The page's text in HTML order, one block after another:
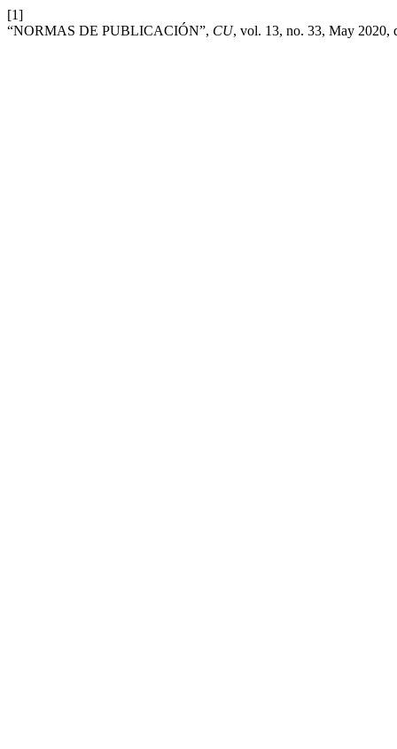
[1]
“NORMAS DE PUBLICACIÓN”, CU, vol. 13, no. 33, May 2020,